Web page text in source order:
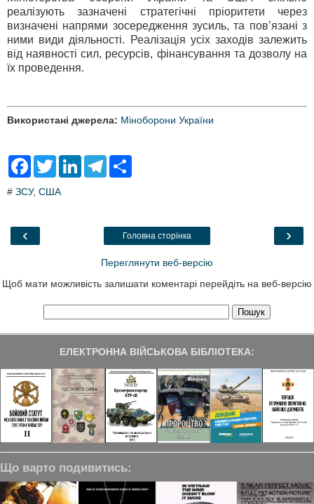
реалізують зазначені стратегічні пріоритети через
визначені напрями зосередження зусиль, та пов’язані з
ними види діяльності. Реалізація усіх заходів залежить
від наявності сил, ресурсів, фінансування та дозволу на
їх проведення.
Використані джерела: Міноборони України
F
e
o
T
t
L
T
a
# ЗСУ, США
‹ ›
Головна сторінка
Переглянути веб-версію
Щоб мати можливість залишати коментарі перейдіть на веб-версію
ЕЛЕКТРОННА ВІЙСЬКОВА БІБЛІОТЕКА:
Що варто подивитись: